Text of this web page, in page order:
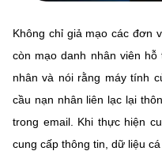
Không chỉ giả mạo các đơn
còn mạo danh nhân viên
nhân và nói rằng máy tính
cầu nạn nhân liên lạc lại
trong email. Khi thực hiện
cung cấp thông tin, dữ liệu